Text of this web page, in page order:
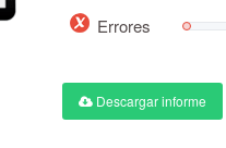
Errores
Descargar informe